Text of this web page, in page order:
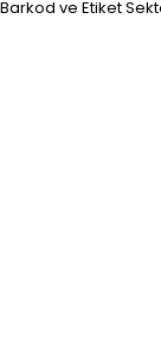
Barkod ve Etiket